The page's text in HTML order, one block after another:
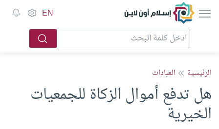
إسلام أون لاين EN
الرئيسية العبادات
هل تدفع أموال الزكاة للجمعيات
الخيرية